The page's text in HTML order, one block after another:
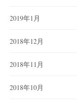
2019年1月
2018年12月
2018年11月
2018年10月